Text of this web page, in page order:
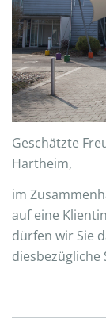
Geschätzte
Hartheim,
im
auf eine
dürfen wir Sie